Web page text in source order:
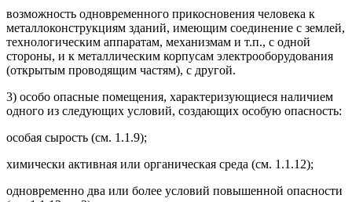
возможность одновременного прикосновения человека к
металлоконструкциям зданий, имеющим соединение с землей,
технологическим аппаратам, механизмам и т.п., с одной
стороны, и к металлическим корпусам электрооборудования
(открытым проводящим частям), с другой.
3) особо опасные помещения, характеризующиеся наличием
одного из следующих условий, создающих особую опасность:
особая сырость (см. 1.1.9);
химически активная или органическая среда (см. 1.1.12);
одновременно два или более условий повышенной опасности